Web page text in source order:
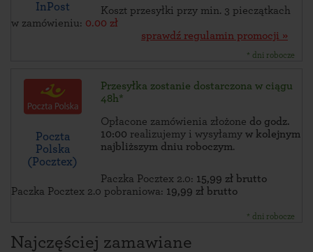
InPost
Koszt przesyłki przy min. 3 pieczątkach
w zamówieniu: 0.00 zł
sprawdź regulamin promocji »
* dni robocze
Poczta
Polska
(Pocztex)
Przesyłka zostanie dostarczona w ciągu
48h*
Opłacone zamówienia złożone do godz.
10:00 realizujemy i wysyłamy w kolejnym
najbliższym dniu roboczym.
Paczka Pocztex 2.0: 15,99 zł brutto
Paczka Pocztex 2.0 pobraniowa: 19,99 zł brutto
* dni robocze
Najczęściej zamawiane